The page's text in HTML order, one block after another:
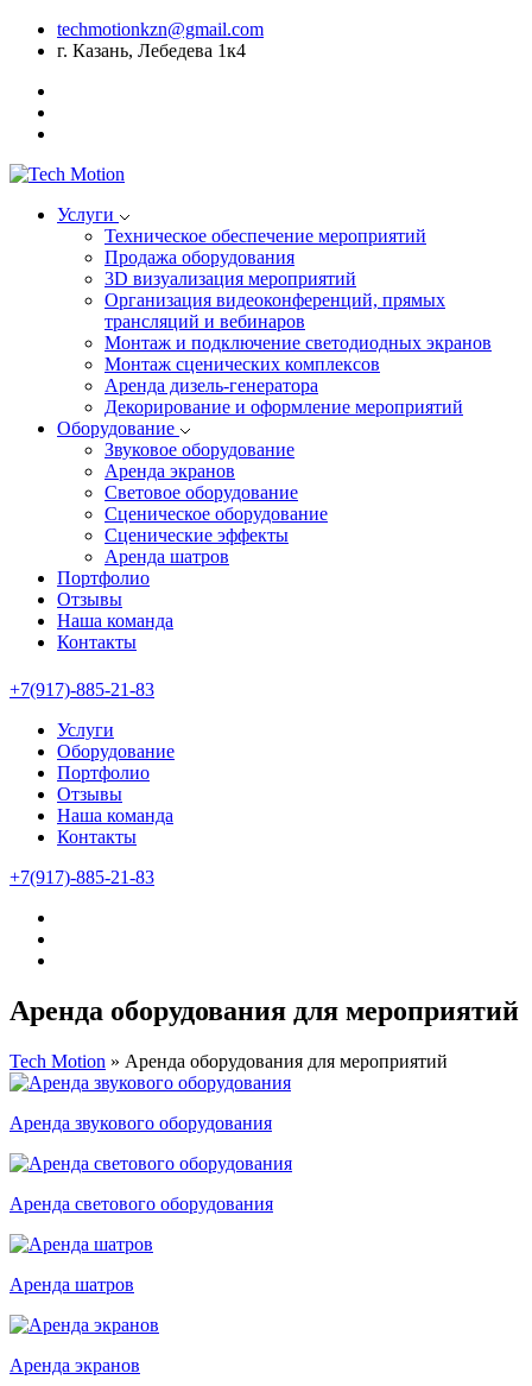
techmotionkzn@gmail.com
г. Казань, Лебедева 1к4
Услуги
Техническое обеспечение мероприятий
Продажа оборудования
3D визуализация мероприятий
Организация видеоконференций, прямых
трансляций и вебинаров
Монтаж и подключение светодиодных экранов
Монтаж сценических комплексов
Аренда дизель-генератора
Декорирование и оформление мероприятий
Оборудование
Звуковое оборудование
Аренда экранов
Световое оборудование
Сценическое оборудование
Сценические эффекты
Аренда шатров
Портфолио
Отзывы
Наша команда
Контакты
+7(917)-885-21-83
Услуги
Оборудование
Портфолио
Отзывы
Наша команда
Контакты
+7(917)-885-21-83
Аренда оборудования для мероприятий
Tech Motion » Аренда оборудования для мероприятий
Аренда звукового оборудования
Аренда светового оборудования
Аренда шатров
Аренда экранов